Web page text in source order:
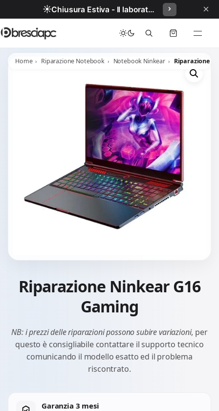
☀️ Chiusura Estiva - Il laboratorio resterà chiuso per ferie dal 29/06/2026 al 05/07/2026 compresi. ×
Home Riparazione Notebook Notebook Ninkear Riparazione
Riparazione Ninkear G16
Gaming
NB: i prezzi delle riparazioni possono subire variazioni, per
questo è consigliabile contattare il supporto tecnico
comunicando il modello esatto ed il problema
riscontrato.
Garanzia 3 mesi